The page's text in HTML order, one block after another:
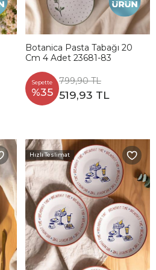
Botanica Pasta Tabağı 20
Cm 4 Adet 23681-83
Sepette
%35
799,90 TL
519,93 TL
Hızlı Teslimat